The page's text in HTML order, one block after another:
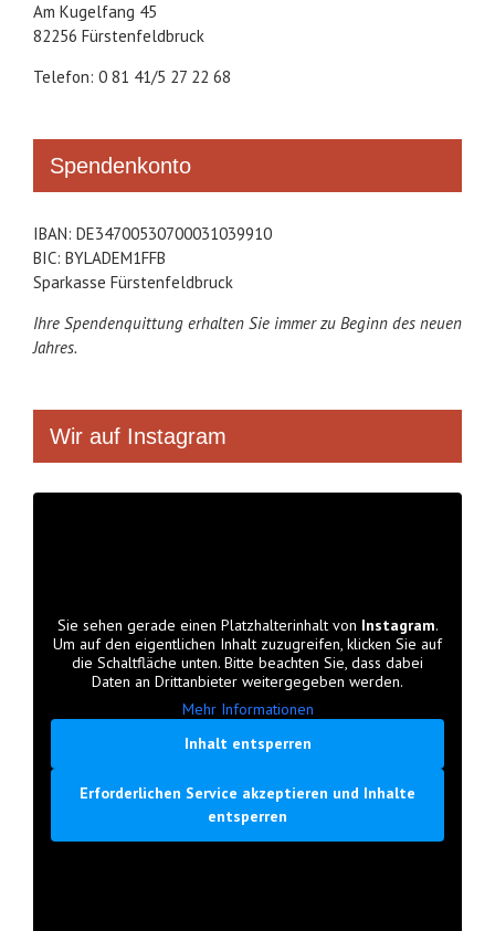
Am Kugelfang 45
82256 Fürstenfeldbruck
Telefon: 0 81 41/5 27 22 68
Spendenkonto
IBAN: DE34700530700031039910
BIC: BYLADEM1FFB
Sparkasse Fürstenfeldbruck
Ihre Spendenquittung erhalten Sie immer zu Beginn des neuen
Jahres.
Wir auf Instagram
Sie sehen gerade einen Platzhalterinhalt von Instagram.
Um auf den eigentlichen Inhalt zuzugreifen, klicken Sie auf
die Schaltfläche unten. Bitte beachten Sie, dass dabei
Daten an Drittanbieter weitergegeben werden.
Mehr Informationen
Inhalt entsperren
Erforderlichen Service akzeptieren und Inhalte
entsperren